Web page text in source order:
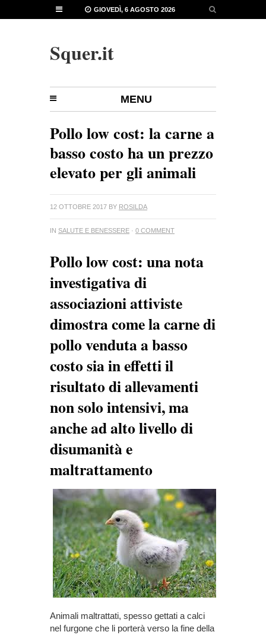
GIOVEDÌ, 6 AGOSTO 2026
Squer.it
MENU
Pollo low cost: la carne a
basso costo ha un prezzo
elevato per gli animali
12 OTTOBRE 2017 BY ROSILDA
IN SALUTE E BENESSERE · 0 COMMENT
Pollo low cost: una nota
investigativa di
associazioni attiviste
dimostra come la carne di
pollo venduta a basso
costo sia in effetti il
risultato di allevamenti
non solo intensivi, ma
anche ad alto livello di
disumanità e
maltrattamento
Animali maltrattati, spesso gettati a calci
nel furgone che li porterà verso la fine della